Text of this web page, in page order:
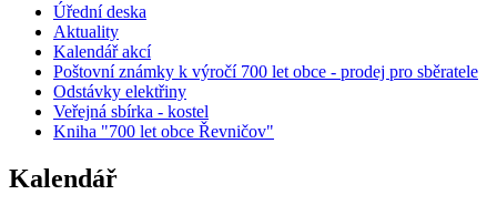
Úřední deska
Aktuality
Kalendář akcí
Poštovní známky k výročí 700 let obce - prodej pro sběratele
Odstávky elektřiny
Veřejná sbírka - kostel
Kniha "700 let obce Řevničov"
Kalendář